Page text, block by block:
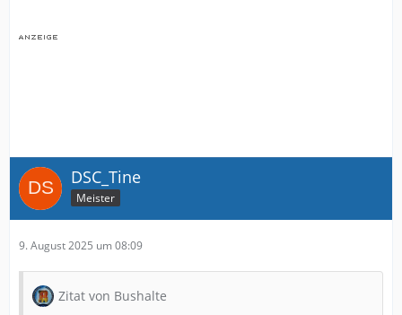
DSC_Tine
Meister
9. August 2025 um 08:09
Zitat von Bushalte